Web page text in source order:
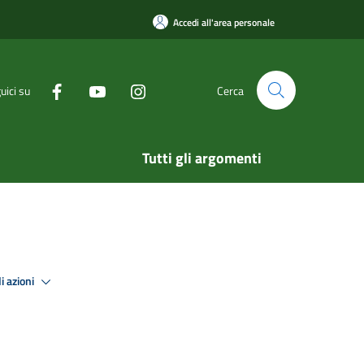
Accedi all'area personale
su Cerca
Tutti gli argomenti
azioni